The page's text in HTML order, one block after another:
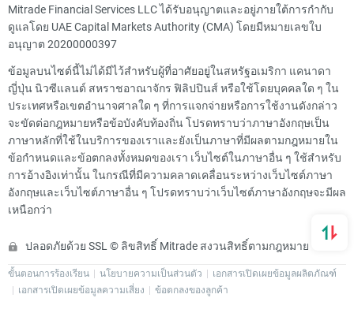
Mitrade Financial Services LLC ได้รับอนุญาตและอยู่ภายใต้การกำกับ
ดูแลโดย UAE Capital Markets Authority (CMA) โดยมีหมายเลขใบ
อนุญาต 20200000397
ข้อมูลบนไซต์นี้ไม่ได้มีไว้สำหรับผู้ที่อาศัยอยู่ในสหรัฐอเมริกา แคนาดา
ญี่ปุ่น นิวซีแลนด์ สหราชอาณาจักร ฟิลิปปินส์ หรือใช้โดยบุคคลใด ๆ ใน
ประเทศหรือเขตอำนาจศาลใด ๆ ที่การแจกจ่ายหรือการใช้งานดังกล่าว
จะขัดต่อกฎหมายหรือข้อบังคับท้องถิ่น โปรดทราบว่าภาษาอังกฤษเป็น
ภาษาหลักที่ใช้ในบริการของเราและยังเป็นภาษาที่มีผลตามกฎหมายใน
ข้อกำหนดและข้อตกลงทั้งหมดของเรา เว็บไซต์ในภาษาอื่น ๆ ใช้สำหรับ
การอ้างอิงเท่านั้น ในกรณีที่มีความคลาดเคลื่อนระหว่างเว็บไซต์ภาษา
อังกฤษและเว็บไซต์ภาษาอื่น ๆ โปรดทราบว่าเว็บไซต์ภาษาอังกฤษจะมีผล
เหนือกว่า
ปลอดภัยด้วย SSL © ลิขสิทธิ์ Mitrade สงวนสิทธิ์ตามกฎหมาย
ขั้นตอนการร้องเรียน นโยบายความเป็นส่วนตัว
เอกสารเปิดเผยข้อมูลผลิตภัณฑ์
เอกสารเปิดเผยข้อมูลความเสี่ยง
ข้อตกลงของลูกค้า